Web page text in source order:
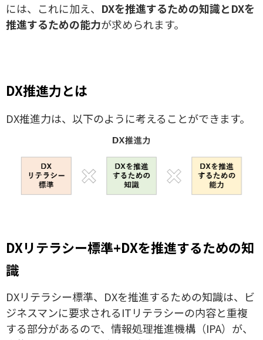
には、これに加え、 DXを推進するための知識とDXを
推進するための能力が求められます。
DX推進力とは
DX推進力は、以下のように考えることができます。
DXリテラシー標準+DXを推進するための知
識
DXリテラシー標準、DXを推進するための知識は、ビ
ジネスマンに要求されるITリテラシーの内容と重複
する部分があるので、情報処理推進機構（IPA）が、